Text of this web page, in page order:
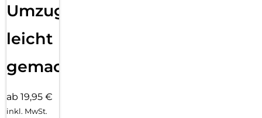
Umzug
leicht
gemacht!
ab 19,95 €
inkl. MwSt.